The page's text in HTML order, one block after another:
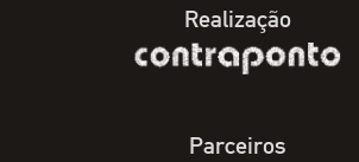
Realização
Parceiros